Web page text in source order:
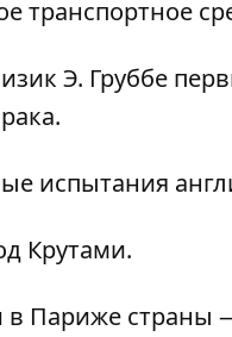
транспортное
Э. Груббе
испытания
Крутами.
Париже страны